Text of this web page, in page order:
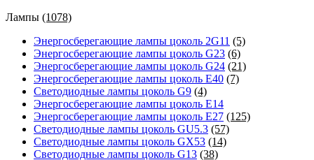
Лампы (1078)
Энергосберегающие лампы цоколь 2G11 (5)
Энергосберегающие лампы цоколь G23 (6)
Энергосберегающие лампы цоколь G24 (21)
Энергосберегающие лампы цоколь Е40 (7)
Светодиодные лампы цоколь G9 (4)
Энергосберегающие лампы цоколь Е14
Энергосберегающие лампы цоколь Е27 (125)
Светодиодные лампы цоколь GU5.3 (57)
Светодиодные лампы цоколь GX53 (14)
Светодиодные лампы цоколь G13 (38)